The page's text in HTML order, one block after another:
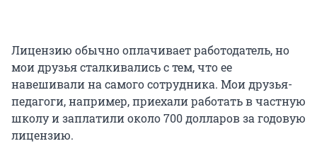
Лицензию обычно оплачивает работодатель, но
мои друзья сталкивались с тем, что ее
навешивали на самого сотрудника. Мои друзья-
педагоги, например, приехали работать в частную
школу и заплатили около 700 долларов за годовую
лицензию.